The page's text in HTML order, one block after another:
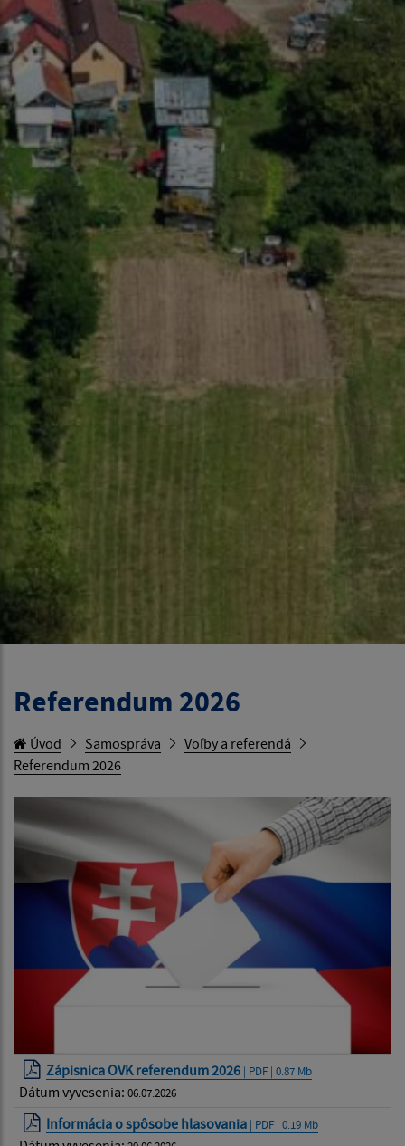
Referendum 2026
Úvod Samospráva
Voľby a referendá
Referendum 2026
Zápisnica OVK referendum 2026 | PDF | 0.87 Mb
Dátum vyvesenia: 06.07.2026
Informácia o spôsobe hlasovania | PDF | 0.19 Mb